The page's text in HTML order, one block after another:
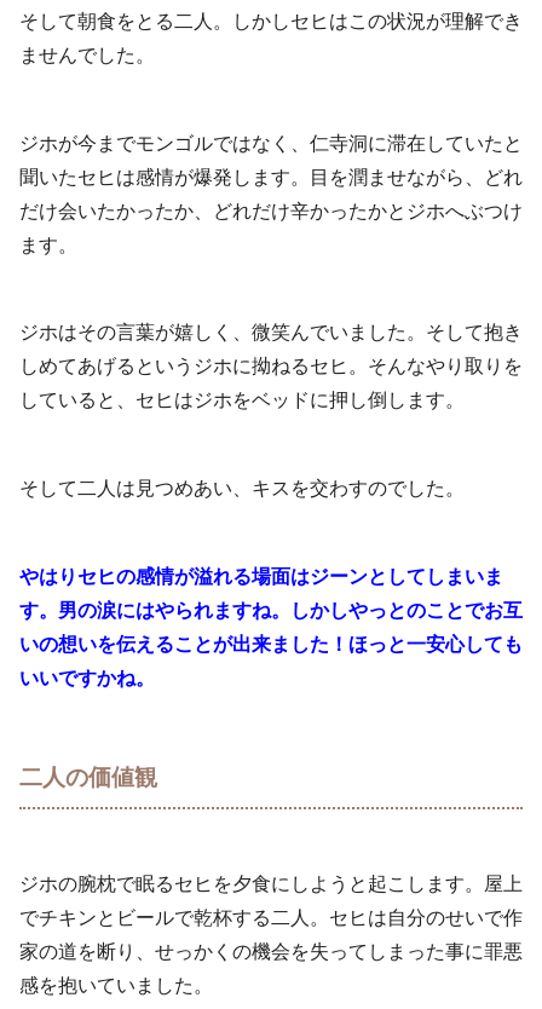
そして朝食をとる二人。しかしセヒはこの状況が理解でき
ませんでした。
ジホが今までモンゴルではなく、仁寺洞に滞在していたと
聞いたセヒは感情が爆発します。目を潤ませながら、どれ
だけ会いたかったか、どれだけ辛かったかとジホへぶつけ
ます。
ジホはその言葉が嬉しく、微笑んでいました。そして抱き
しめてあげるというジホに拗ねるセヒ。そんなやり取りを
していると、セヒはジホをベッドに押し倒します。
そして二人は見つめあい、キスを交わすのでした。
やはりセヒの感情が溢れる場面はジーンとしてしまいま
す。男の涙にはやられますね。しかしやっとのことでお互
いの想いを伝えることが出来ました！ほっと一安心しても
いいですかね。
二人の価値観
ジホの腕枕で眠るセヒを夕食にしようと起こします。屋上
でチキンとビールで乾杯する二人。セヒは自分のせいで作
家の道を断り、せっかくの機会を失ってしまった事に罪悪
感を抱いていました。